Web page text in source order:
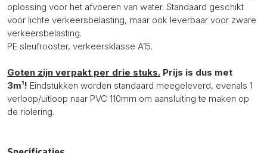
oplossing voor het afvoeren van water. Standaard geschikt
voor lichte verkeersbelasting, maar ook leverbaar voor zware
verkeersbelasting.
PE sleufrooster, verkeersklasse A15.
Goten zijn verpakt per drie stuks. Prijs is dus met
3m¹! Eindstukken worden standaard meegeleverd, evenals 1
verloop/uitloop naar PVC 110mm om aansluiting te maken op
de riolering.